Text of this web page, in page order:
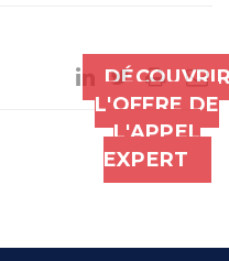
L'OFFRE DE
L'APPEL
EXPERT